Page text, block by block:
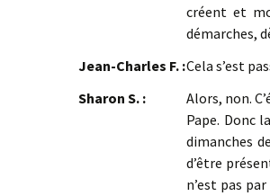
créent et
démarches,
Jean-Charles F. :Cela s’est
Sharon S. :
Alors, non.
Pape. Donc
dimanches
d’être
n’est pas